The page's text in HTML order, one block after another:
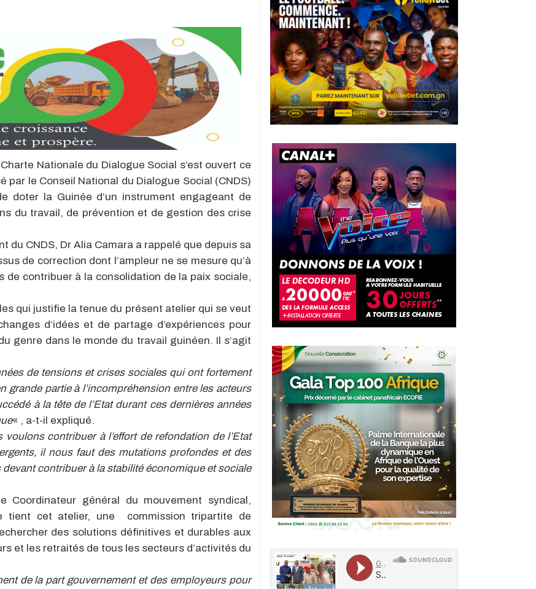
Nationale du Dialogue Social s’est ouvert ce
par le Conseil National du Dialogue Social (CNDS)
doter la Guinée d’un instrument engageant de
du travail, de prévention et de gestion des crise
du CNDS, Dr Alia Camara a rappelé que depuis sa
de correction dont l’ampleur ne se mesure qu’à
de contribuer à la consolidation de la paix sociale,
qui justifie la tenue du présent atelier qui se veut
d’idées et de partage d’expériences pour
genre dans le monde du travail guinéen. Il s’agit
de tensions et crises sociales qui ont fortement
grande partie à l’incompréhension entre les acteurs
à la tête de l’Etat durant ces dernières années
« , a-t-il expliqué.
voulons contribuer à l’effort de refondation de l’Etat
il nous faut des mutations profondes et des
contribuer à la stabilité économique et sociale
Coordinateur général du mouvement syndical,
tient cet atelier, une commission tripartite de
des solutions définitives et durables aux
et les retraités de tous les secteurs d’activités du
de la part gouvernement et des employeurs pour